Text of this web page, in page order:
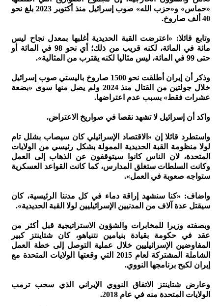
«حماس» و«حزب الله» صوب إسرائيل منذ أكتوبر 2023 بلغ نحو
40 ألف صاروخ.
وتابع قائلا: «اعترضت القبة الحديدية أغلبها بمعدل نجاح ليس
مائة في المائة، لكنه قريب من ذلك؛ أي نحو 98 في المائة أو
حتى 99 في المائة، ليس مثاليا لكنه يقترب من المثالية».
وذكر أن إيران أطلقت نحو 1500 صاروخ باليستي صوب إسرائيل
خلال جولتين من القتال منذ 2024 ولم يصل منها سوى «بضعة
عشرات فقط» بسبب عدم اعتراضها.
واكد أن إسرائيل لا تشهد نقصا في صواريخ الاعتراض.
واستطرد قائلا إن «الاقتصاد الإسرائيلي كان سيصاب بشلل تام
لولا منظومة القبة الحديدية الممولة بشكل رئيسي من الولايات
المتحدة، لان الناس كانوا سيتوقفون عن الذهاب إلى العمل
وكانت السلطات ستغلق المدارس، كما كانت القواعد العسكرية
ستواجه صعوبة في العمل».
واضاف: «كنا سنشهد إراقة دماء في كل مدننا الرئيسية، كان
سيقتل عدة آلاف من المدنيين الإسرائيليين لولا القبة الحديدية».
وبصفته وزيرا للمخابرات والشؤون الاستراتيجية قبل أكثر من
عقد في حكومة بقيادة بنيامين نتنياهو، كان شتاينتز كبير
المفاوضين الإسرائيليين خلال عملية التوصل إلى خطة العمل
الشاملة المشتركة لعام 2015 التي وقعتها الولايات المتحدة مع
إيران لكبح برنامجها النووي.
وعارض شتاينتز الاتفاق النووي الإيراني الذي سحب ترمب
الولايات المتحدة منه في عام 2018.